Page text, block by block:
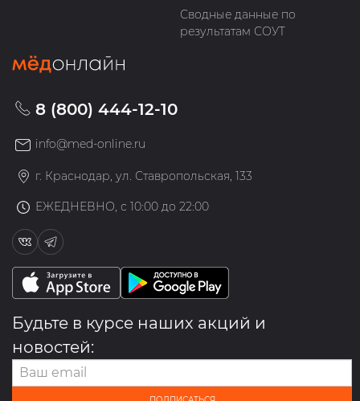
Сводные данные по
результатам СОУТ
8 (800) 444-12-10
info@med-online.ru
г. Краснодар, ул. Ставропольская, 133
ЕЖЕДНЕВНО, с 10:00 до 22:00
Будьте в курсе наших акций и
новостей: